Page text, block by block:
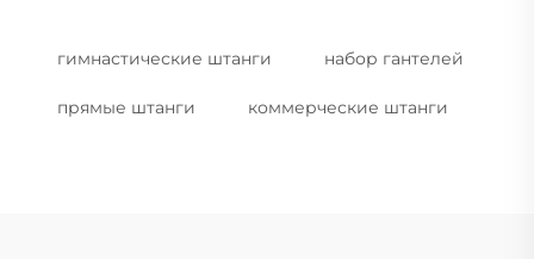
гимнастические штанги набор гантелей
прямые штанги коммерческие штанги